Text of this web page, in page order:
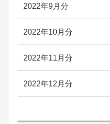
2022年9月分
2022年10月分
2022年11月分
2022年12月分